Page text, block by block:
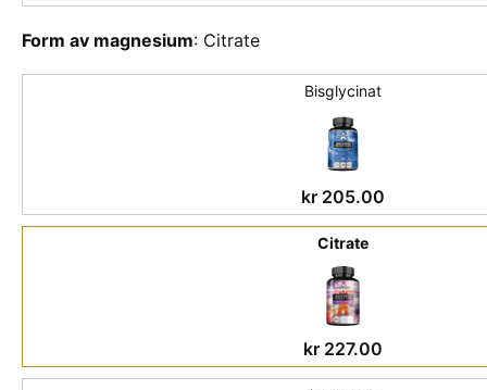
Form av magnesium: Citrate
Bisglycinat
kr205.00
Citrate
kr227.00